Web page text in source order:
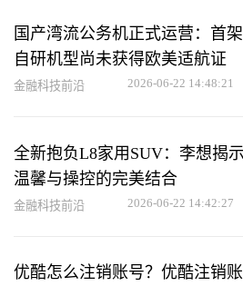
国产湾流公务机正式运营：首架
自研机型尚未获得欧美适航证
金融科技前沿 2026-06-22 14:48:21
全新抱负L8家用SUV：李想揭示
温馨与操控的完美结合
金融科技前沿 2026-06-22 14:42:27
优酷怎么注销账号？优酷注销账